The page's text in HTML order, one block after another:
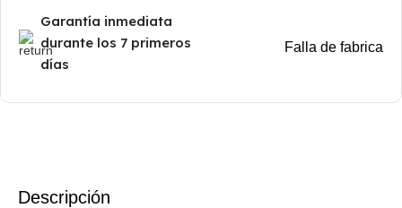
Garantía inmediata
durante los 7 primeros
días
Falla de fabrica
Descripción